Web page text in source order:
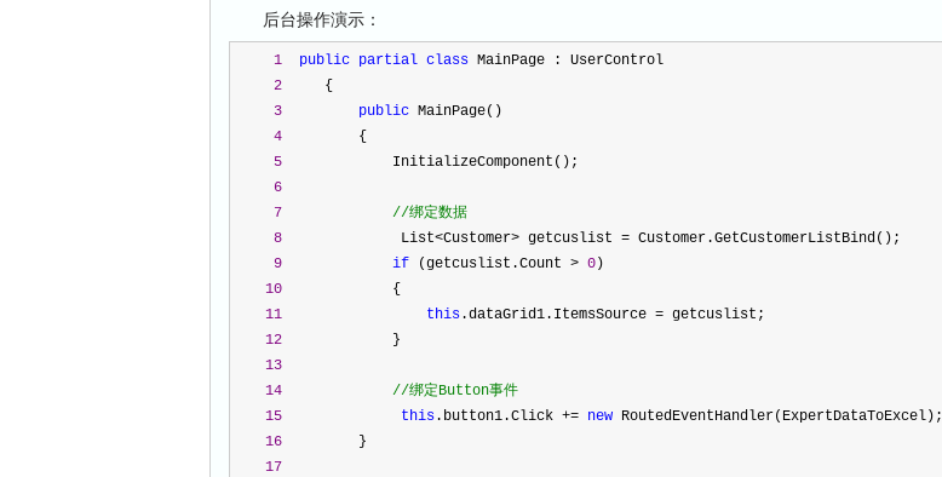
后台操作演示：
1 public partial class MainPage : UserControl
2
     {
3
public MainPage()
4
         {
5
             InitializeComponent();
6
7
//绑定数据
8
              List
<Customer> getcuslist = Customer.GetCustomerListBind();
9
if (getcuslist.Count > 0 )
10
             {
11
this.dataGrid1.ItemsSource = getcuslist;
12
             }
13
14
//绑定Button事件
15
this.button1.Click += new RoutedEventHandler(ExpertDataToExcel);
16
         }
17